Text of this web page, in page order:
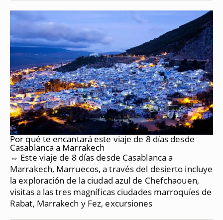
Por qué te encantará este viaje de 8 días desde
Casablanca a Marrakech
⇔ Este viaje de 8 días desde Casablanca a
Marrakech, Marruecos, a través del desierto incluye
la exploración de la ciudad azul de Chefchaouen,
visitas a las tres magníficas ciudades marroquíes de
Rabat, Marrakech y Fez, excursiones